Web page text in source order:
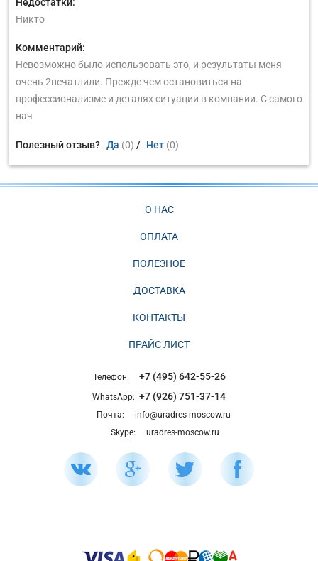
Полезный отзыв? Да (0) / Нет (0)
Никто
Комментарий:
Невозможно было использовать это, и результаты меня
очень 2печатлили. Прежде чем остановиться на
профессионализме и деталях ситуации в компании. С самого
нач
Телефон: +7 (495) 642-55-26
WhatsApp: +7 (926) 751-37-14
Почта:
info@uradres-moscow.ru
Skype:
uradres-moscow.ru
О НАС
ОПЛАТА
ПОЛЕЗНОЕ
ДОСТАВКА
КОНТАКТЫ
ПРАЙС ЛИСТ